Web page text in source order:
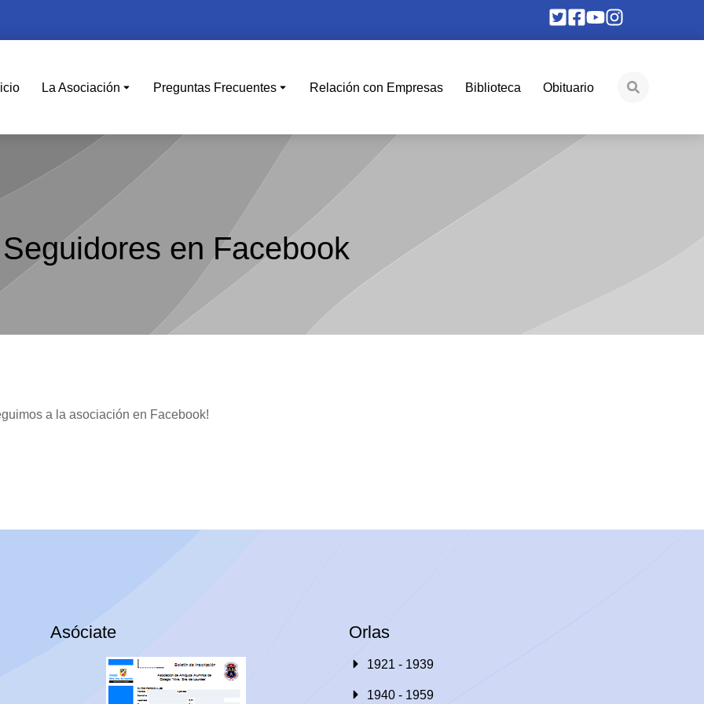
La Asociación Preguntas Frecuentes Relación con Empresas Biblioteca Obituario
Seguidores en Facebook
a la asociación en Facebook!
Asóciate Orlas
1921 - 1939
1940 - 1959